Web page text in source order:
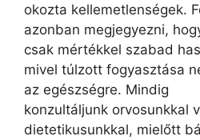
okozta kellemetlenségek.
azonban megjegyezni,
csak mértékkel szabad
mivel túlzott fogyasztása
az egészségre. Mindig
konzultáljunk orvosunkkal
dietetikusunkkal, mielőtt